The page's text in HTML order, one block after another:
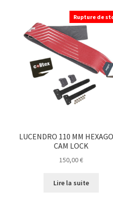
Rupture de
LUCENDRO 110 MM
CAM LOCK
150,00€
Lire la suite